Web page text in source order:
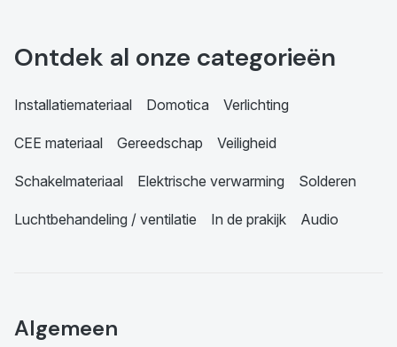
Ontdek al onze categorieën
Installatiemateriaal Domotica Verlichting
CEE materiaal Gereedschap Veiligheid
Schakelmateriaal Elektrische verwarming Solderen
Luchtbehandeling / ventilatie In de prakijk Audio
Algemeen